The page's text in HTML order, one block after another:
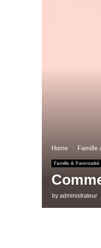
Home Famille
Famille & Parentalité
by administrateur